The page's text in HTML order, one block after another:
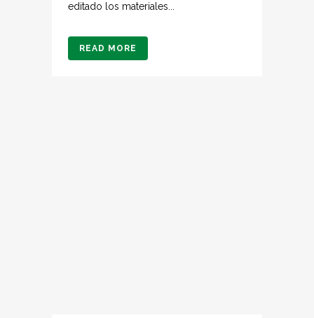
editado los materiales...
READ MORE